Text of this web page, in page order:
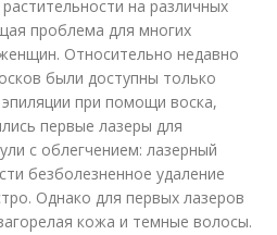
на различных
проблема для многих
Относительно недавно
были доступны только
при помощи воска,
первые лазеры для
с облегчением: лазерный
безболезненное удаление
Однако для первых лазеров
кожа и темные волосы.